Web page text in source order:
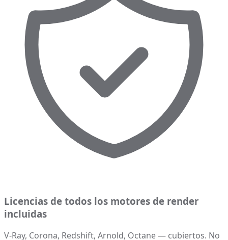
Licencias de todos los motores de render
incluidas
V-Ray, Corona, Redshift, Arnold, Octane — cubiertos. No